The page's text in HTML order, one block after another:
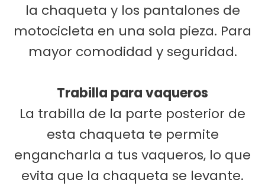
la chaqueta y los pantalones de
motocicleta en una sola pieza. Para
mayor comodidad y seguridad.
Trabilla para vaqueros
La trabilla de la parte posterior de
esta chaqueta te permite
engancharla a tus vaqueros, lo que
evita que la chaqueta se levante.